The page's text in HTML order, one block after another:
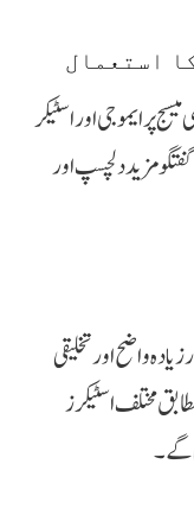
استعمال
پر ایموجی اور اسٹیکر
مزید دلچسپ اور
واضح اور تخلیقی
مختلف اسٹیکرز
گے۔